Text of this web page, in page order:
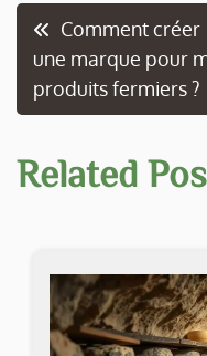
Navigation
de
l’article
Comment créer
une marque pour
produits fermiers ?
Related